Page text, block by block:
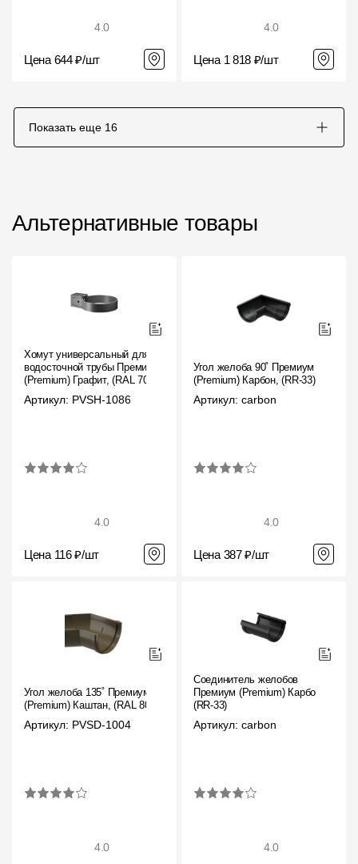
4.0
Цена 644 ₽/шт
4.0
Цена 1 818 ₽/шт
Показать еще 16
Альтернативные товары
Хомут универсальный для
водосточной трубы Премиум
(Premium) Графит, (RAL 7024)
Артикул: PVSH-1086
4.0
Цена 116 ₽/шт
Угол желоба 90˚ Премиум
(Premium) Карбон, (RR-33)
Артикул: carbon
4.0
Цена 387 ₽/шт
Угол желоба 135˚ Премиум
(Premium) Каштан, (RAL 8017)
Артикул: PVSD-1004
4.0
Соединитель желобов
Премиум (Premium) Карбон,
(RR-33)
Артикул: carbon
4.0